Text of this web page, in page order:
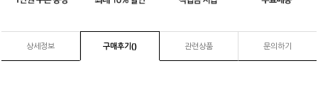
상세정보 구매후기() 관련상품 문의하기